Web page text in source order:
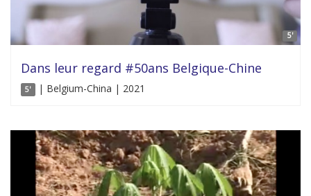
5'
Dans leur regard #50ans Belgique-Chine
5' | Belgium-China | 2021